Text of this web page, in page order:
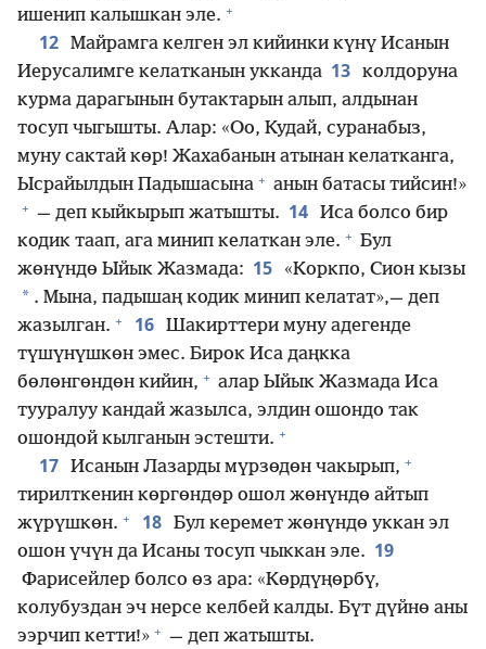
ишенип калышкан эле. +
12 Майрамга келген эл кийинки күнү Исанын
Иерусалимге келатканын укканда 13 колдоруна
курма дарагынын бутактарын алып, алдынан
тосуп чыгышты. Алар: «Оо, Кудай, суранабыз,
муну сактай көр! Жахабанын атынан келатканга,
Ысрайылдын Падышасына + анын батасы тийсин!»
+ — деп кыйкырып жатышты. 14 Иса болсо бир
кодик таап, ага минип келаткан эле. + Бул
жөнүндө Ыйык Жазмада: 15 «Коркпо, Сион кызы
* . Мына, падышаң кодик минип келатат»,— деп
жазылган. + 16 Шакирттери муну адегенде
түшүнүшкөн эмес. Бирок Иса даңкка
бөлөнгөндөн кийин, + алар Ыйык Жазмада Иса
тууралуу кандай жазылса, элдин ошондо так
ошондой кылганын эстешти. +
17 Исанын Лазарды мүрзөдөн чакырып, +
тирилткенин көргөндөр ошол жөнүндө айтып
жүрүшкөн. + 18 Бул керемет жөнүндө уккан эл
ошон үчүн да Исаны тосуп чыккан эле. 19
Фарисейлер болсо өз ара: «Көрдүңөрбү,
колубуздан эч нерсе келбей калды. Бүт дүйнө аны
ээрчип кетти!» + — деп жатышты.